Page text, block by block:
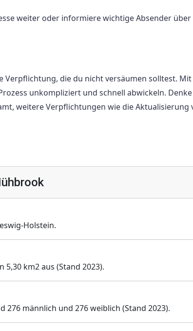
weiter oder informiere wichtige Absender
die du nicht versäumen solltest.
unkompliziert und schnell abwickeln.
weitere Verpflichtungen wie die Aktualisierung
Holstein.
km2 aus (Stand 2023).
276 männlich und 276 weiblich (Stand 2023).